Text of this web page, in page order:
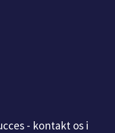
- kontakt os i